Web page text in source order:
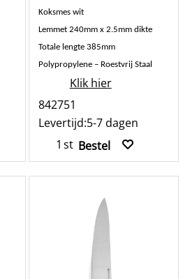
Koksmes wit
Lemmet 240mm x 2.5mm dikte
Totale lengte 385mm
Polypropylene – Roestvrij Staal
Klik hier
842751
Levertijd:5-7 dagen
st Bestel